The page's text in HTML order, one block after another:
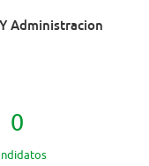
Administracion
0